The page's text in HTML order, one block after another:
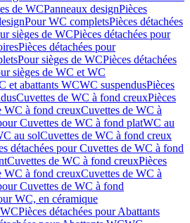
de WCPanneaux designPièces
Pour WC completsPièces détachées
sièges de WCPièces détachées pour
Pièces détachées pour
Pour sièges de WCPièces détachées
sièges de WC et WC
et abattants WCWC suspendusPièces
Cuvettes de WC à fond creuxPièces
WC à fond creuxCuvettes de WC à
Cuvettes de WC à fond platWC au
au solCuvettes de WC à fond creux
détachées pour Cuvettes de WC à fond
Cuvettes de WC à fond creuxPièces
WC à fond creuxCuvettes de WC à
Cuvettes de WC à fond
WC, en céramique
Pièces détachées pour Abattants